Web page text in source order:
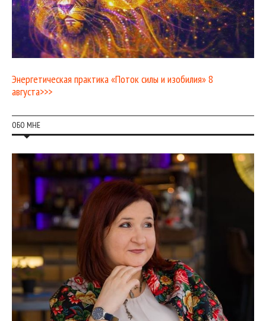
Энергетическая практика «Поток силы и изобилия» 8
августа>>>
ОБО МНЕ